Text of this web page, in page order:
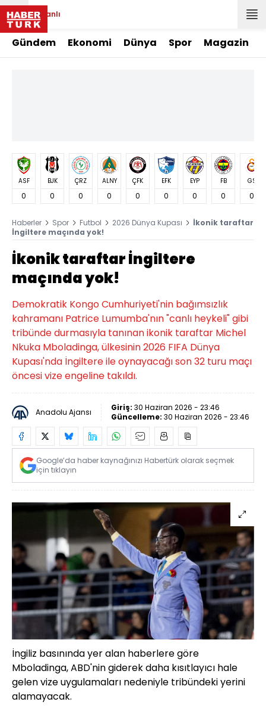
Canlı
Gündem Ekonomi Dünya Spor Magazin
ASF
0
BJK
0
ÇRZ
0
ALNY
0
ÇFK
0
EFK
0
EYP
0
FB
0
GS
0
Haberler Spor Futbol 2026 Dünya Kupası
İkonik taraftar
İngiltere maçında yok!
İkonik taraftar İngiltere
maçında yok!
Demokratik Kongo Cumhuriyeti'nin bağımsızlık
kahramanı Patrice Lumumba'nın "canlı heykeli" gibi
tribünde durmasıyla tanınan ikonik taraftar Michel
Nkuka Mboladinga, ülkesinin 2026 FIFA Dünya
Kupası'nda İngiltere ile oynayacağı son 32 turu maçı
öncesi vize engeline takıldı.
Anadolu Ajansı Giriş: 30 Haziran 2026 - 23:46
Güncelleme: 30 Haziran 2026 - 23:46
Google’da haber kaynağınızı Habertürk olarak seçmek
için tıklayın
İngiliz basınında yer alan haberlere göre
Mboladinga, ABD'nin giderek daha kısıtlayıcı hale
gelen vize uygulamaları nedeniyle tribündeki yerini
alamayacak.